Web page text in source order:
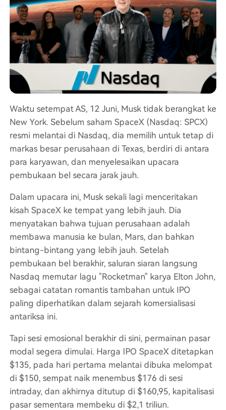
di ujian pertama dan berpotensi dibarengi deng
an pencairan (unlock) sebagian saham karyawa
n. Kesimpulannya, pasar tampaknya percaya pa
da narasi jangka panjang SpaceX tetapi tetap
menjaga kewaspadaan terhadap harga dan fun
damentalnya yang masih penuh tantangan.
Waktu setempat AS, 12 Juni, Musk tidak berangkat ke
New York. Sebelum saham SpaceX (Nasdaq: SPCX)
resmi melantai di Nasdaq, dia memilih untuk tetap di
markas besar perusahaan di Texas, berdiri di antara
para karyawan, dan menyelesaikan upacara
pembukaan bel secara jarak jauh.
Dalam upacara ini, Musk sekali lagi menceritakan
kisah SpaceX ke tempat yang lebih jauh. Dia
menyatakan bahwa tujuan perusahaan adalah
membawa manusia ke bulan, Mars, dan bahkan
bintang-bintang yang lebih jauh. Setelah
pembukaan bel berakhir, saluran siaran langsung
Nasdaq memutar lagu "Rocketman" karya Elton John,
sebagai catatan romantis tambahan untuk IPO
paling diperhatikan dalam sejarah komersialisasi
antariksa ini.
Tapi sesi emosional berakhir di sini, permainan pasar
modal segera dimulai. Harga IPO SpaceX ditetapkan
$135, pada hari pertama melantai dibuka melompat
di $150, sempat naik menembus $176 di sesi
intraday, dan akhirnya ditutup di $160,95, kapitalisasi
pasar sementara membeku di $2,1 triliun.